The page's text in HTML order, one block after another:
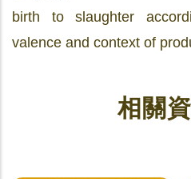
birth to slaughter
valence and context of
相關